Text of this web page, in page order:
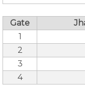
Gate
1
2
3
4